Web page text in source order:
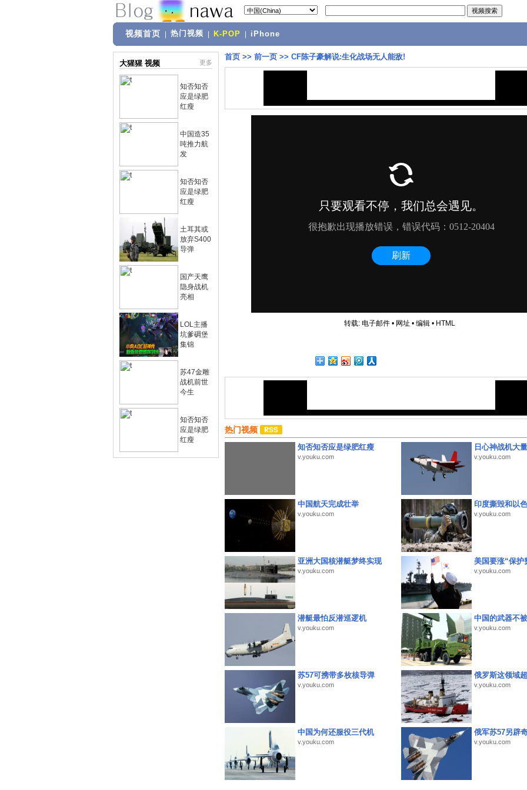
视频首页 热门视频 K-POP iPhone
大猩猩 视频 更多
知否知否
应是绿肥
红瘦
中国造35
吨推力航
发
知否知否
应是绿肥
红瘦
土耳其或
放弃S400
导弹
国产天鹰
隐身战机
亮相
LOL主播
坑爹碉堡
集锦
苏47金雕
战机前世
今生
知否知否
应是绿肥
红瘦
首页 >> 前一页 >> CF陈子豪解说:生化战场无人能敌!
转载: 电子邮件• 网址 • 编辑• HTML
热门视频
知否知否应是绿肥红瘦
v.youku.com
日心神战机大
v.youku.com
中国航天完成壮举
v.youku.com
印度撕毁和以
v.youku.com
亚洲大国核潜艇梦终实现
v.youku.com
美国要涨“保护
v.youku.com
潜艇最怕反潜巡逻机
v.youku.com
中国的武器不
v.youku.com
苏57可携带多枚核导弹
v.youku.com
俄罗斯这领域
v.youku.com
中国为何还服役三代机
v.youku.com
俄军苏57另辟
v.youku.com